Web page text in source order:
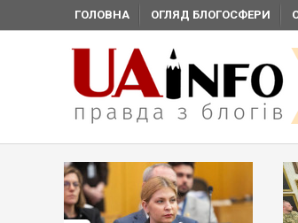
ГОЛОВНА ОГЛЯД БЛОГОСФЕРИ